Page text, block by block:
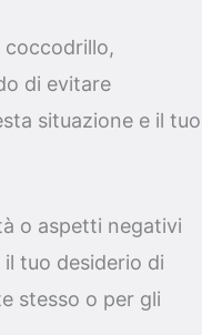
coccodrillo,
di evitare
situazione e il tuo
o aspetti negativi
tuo desiderio di
stesso o per gli